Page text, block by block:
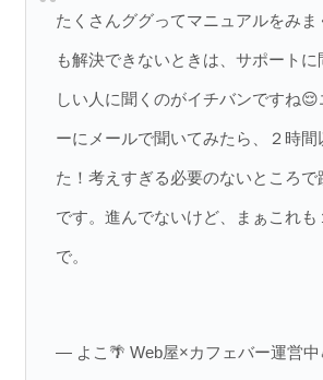
たくさんググってマニュアルをみま
も解決できないときは、サポート
しい人に聞くのがイチバンですね
ーにメールで聞いてみたら、２時間
た！考えすぎる必要のないところで
です。進んでないけど、まぁこれも
で。
— よこ🌴 Web屋×カフェバー運営中